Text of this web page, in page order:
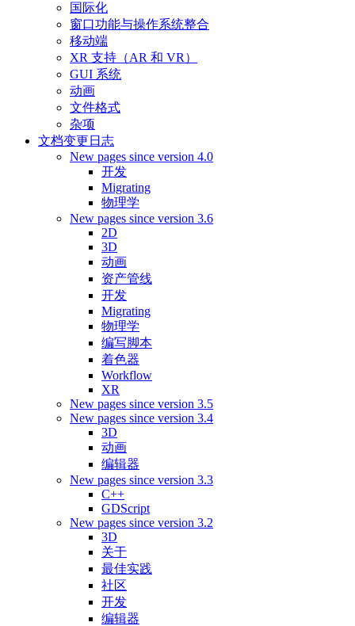
国际化
窗口功能与操作系统整合
移动端
XR 支持（AR 和 VR）
GUI 系统
动画
文件格式
杂项
文档变更日志
New pages since version 4.0
开发
Migrating
物理学
New pages since version 3.6
2D
3D
动画
资产管线
开发
Migrating
物理学
编写脚本
着色器
Workflow
XR
New pages since version 3.5
New pages since version 3.4
3D
动画
编辑器
New pages since version 3.3
C++
GDScript
New pages since version 3.2
3D
关于
最佳实践
社区
开发
编辑器